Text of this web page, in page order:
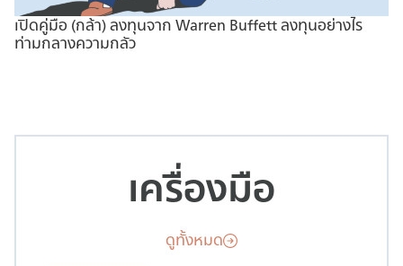
เปิดคู่มือ (กล้า) ลงทุนจาก Warren Buffett ลงทุนอย่างไร
ท่ามกลางความกลัว
เครื่องมือ
ดูทั้งหมด